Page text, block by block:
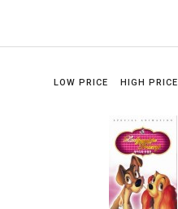
LOW PRICE HIGH PRICE